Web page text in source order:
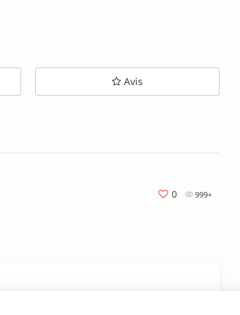
Avis
999+
0